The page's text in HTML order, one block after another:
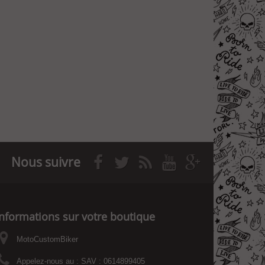
Nous suivre
sur votre boutique
MotoCustomBiker
Appelez-nous au : SAV : 0614899405